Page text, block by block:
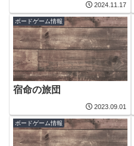
2024.11.17
ボードゲーム情報
宿命の旅団
2023.09.01
ボードゲーム情報